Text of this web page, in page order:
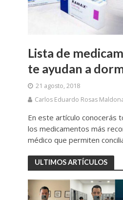
Lista de
te ayudan a
21 agosto, 2018
Carlos Eduardo Rosas
En este artículo conocerás
los medicamentos más
médico que permiten
ULTIMOS ARTÍCULOS